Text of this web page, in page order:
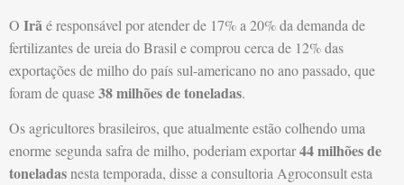
O Irãé responsável por atender de 17% a 20% da demanda de
fertilizantes de ureia do Brasil e comprou cerca de 12% das
exportações de milho do país sul-americano no ano passado, que
foram de quase38 milhões de toneladas.
Os agricultores brasileiros, que atualmente estão colhendo uma
enorme segunda safra de milho, poderiam exportar44 milhões de
toneladasnesta temporada, disse a consultoria Agroconsult esta